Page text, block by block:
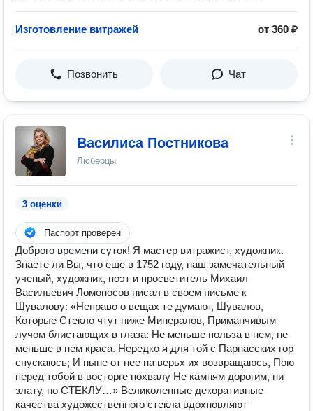
Изготовление витражей от 360 ₽
Позвонить Чат
Василиса Постникова
Люберцы
3 оценки
Паспорт проверен
Доброго времени суток! Я мастер витражист, художник.
Знаете ли Вы, что еще в 1752 году, наш замечательный
ученый, художник, поэт и просветитель Михаил
Васильевич Ломоносов писал в своем письме к
Шувалову: «Неправо о вещах те думают, Шувалов,
Которые Стекло чтут ниже Минералов, Приманчивым
лучом блистающих в глаза: Не меньше польза в нем, не
меньше в нем краса. Нередко я для той с Парнасских гор
спускаюсь; И ныне от нее на верьх их возвращаюсь, Пою
перед тобой в восторге похвалу Не камням дорогим, ни
злату, но СТЕКЛУ…» Великолепные декоративные
качества художественного стекла вдохновляют